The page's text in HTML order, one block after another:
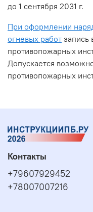
до 1 сентября 2031 г.
При оформлении
огневых работ запись
противопожарных
Допускается
противопожарных
Контакты
+79607929452
+78007007216